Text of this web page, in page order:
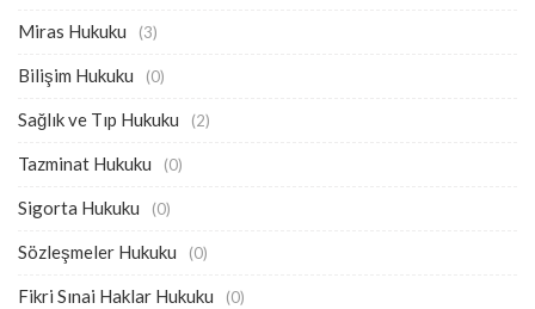
Miras Hukuku (3)
Bilişim Hukuku (0)
Sağlık ve Tıp Hukuku (2)
Tazminat Hukuku (0)
Sigorta Hukuku (0)
Sözleşmeler Hukuku (0)
Fikri Sınai Haklar Hukuku (0)